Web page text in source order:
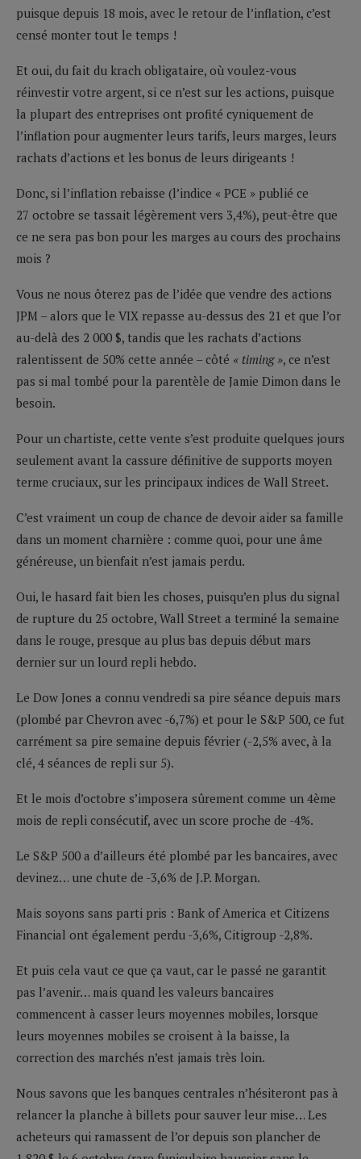
puisque depuis 18 mois, avec le retour de l’inflation, c’est
censé monter tout le temps !
Et oui, du fait du krach obligataire, où voulez-vous
réinvestir votre argent, si ce n’est sur les actions, puisque
la plupart des entreprises ont profité cyniquement de
l’inflation pour augmenter leurs tarifs, leurs marges, leurs
rachats d’actions et les bonus de leurs dirigeants !
Donc, si l’inflation rebaisse (l’indice « PCE » publié ce
27 octobre se tassait légèrement vers 3,4%), peut-être que
ce ne sera pas bon pour les marges au cours des prochains
mois ?
Vous ne nous ôterez pas de l’idée que vendre des actions
JPM – alors que le VIX repasse au-dessus des 21 et que l’or
au-delà des 2 000 $, tandis que les rachats d’actions
ralentissent de 50% cette année – côté « timing », ce n’est
pas si mal tombé pour la parentèle de Jamie Dimon dans le
besoin.
Pour un chartiste, cette vente s’est produite quelques jours
seulement avant la cassure définitive de supports moyen
terme cruciaux, sur les principaux indices de Wall Street.
C’est vraiment un coup de chance de devoir aider sa famille
dans un moment charnière : comme quoi, pour une âme
généreuse, un bienfait n’est jamais perdu.
Oui, le hasard fait bien les choses, puisqu’en plus du signal
de rupture du 25 octobre, Wall Street a terminé la semaine
dans le rouge, presque au plus bas depuis début mars
dernier sur un lourd repli hebdo.
Le Dow Jones a connu vendredi sa pire séance depuis mars
(plombé par Chevron avec -6,7%) et pour le S&P 500, ce fut
carrément sa pire semaine depuis février (-2,5% avec, à la
clé, 4 séances de repli sur 5).
Et le mois d’octobre s’imposera sûrement comme un 4ème
mois de repli consécutif, avec un score proche de -4%.
Le S&P 500 a d’ailleurs été plombé par les bancaires, avec
devinez… une chute de -3,6% de J.P. Morgan.
Mais soyons sans parti pris : Bank of America et Citizens
Financial ont également perdu -3,6%, Citigroup -2,8%.
Et puis cela vaut ce que ça vaut, car le passé ne garantit
pas l’avenir… mais quand les valeurs bancaires
commencent à casser leurs moyennes mobiles, lorsque
leurs moyennes mobiles se croisent à la baisse, la
correction des marchés n’est jamais très loin.
Nous savons que les banques centrales n’hésiteront pas à
relancer la planche à billets pour sauver leur mise… Les
acheteurs qui ramassent de l’or depuis son plancher de